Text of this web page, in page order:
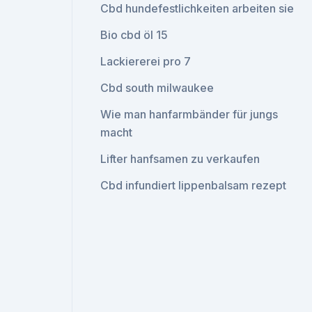
Cbd hundefestlichkeiten arbeiten sie
Bio cbd öl 15
Lackiererei pro 7
Cbd south milwaukee
Wie man hanfarmbänder für jungs
macht
Lifter hanfsamen zu verkaufen
Cbd infundiert lippenbalsam rezept